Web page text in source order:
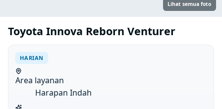
Lihat semua foto
Toyota Innova Reborn Venturer
HARIAN
Area layanan
Harapan Indah